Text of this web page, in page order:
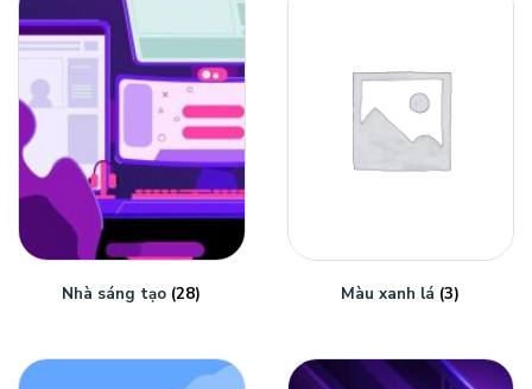
Nhà sáng tạo (28) Màu xanh lá (3)